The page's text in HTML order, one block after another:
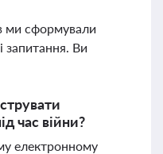
ми сформували
запитання. Ви
час війни?
електронному